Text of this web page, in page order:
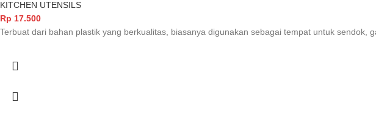
KITCHEN UTENSILS
Rp 17.500
Terbuat dari bahan plastik yang berkualitas, biasanya digunakan sebagai tempat untuk sendok,